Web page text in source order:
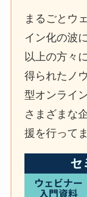
まるごとウ
イン化の波
以上の方々
得られたノ
型オンライ
さまざまな
援を行ってま